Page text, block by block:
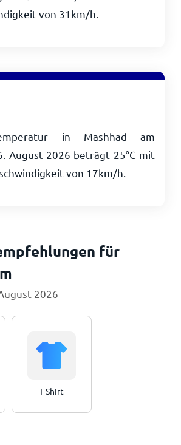
von 31km/h
in Mashhad am
August 2026 beträgt 25°C mit
von 17km/h
für
2026
T-Shirt